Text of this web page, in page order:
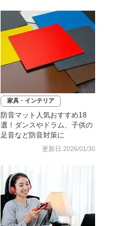
家具・インテリア
防音マット人気おすすめ18
選！ダンスやドラム、子供の
足音など防音対策に
更新日:2026/01/30